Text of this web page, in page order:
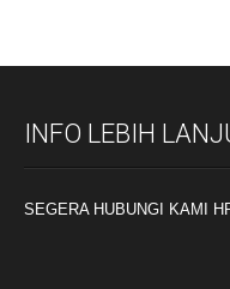
INFO LEBIH
SEGERA HUBUNGI KAMI